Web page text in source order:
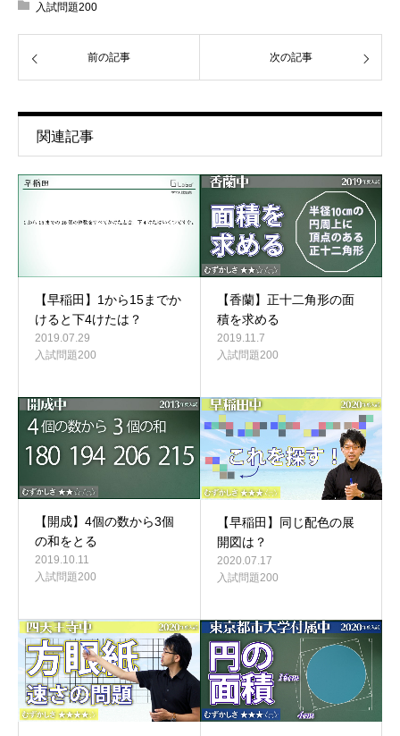
入試問題200
前の記事 次の記事
関連記事
【早稲田】1から15までか
けると下4けたは？
2019.07.29
入試問題200
【香蘭】正十二角形の面
積を求める
2019.11.7
入試問題200
【開成】4個の数から3個
の和をとる
2019.10.11
入試問題200
【早稲田】同じ配色の展
開図は？
2020.07.17
入試問題200